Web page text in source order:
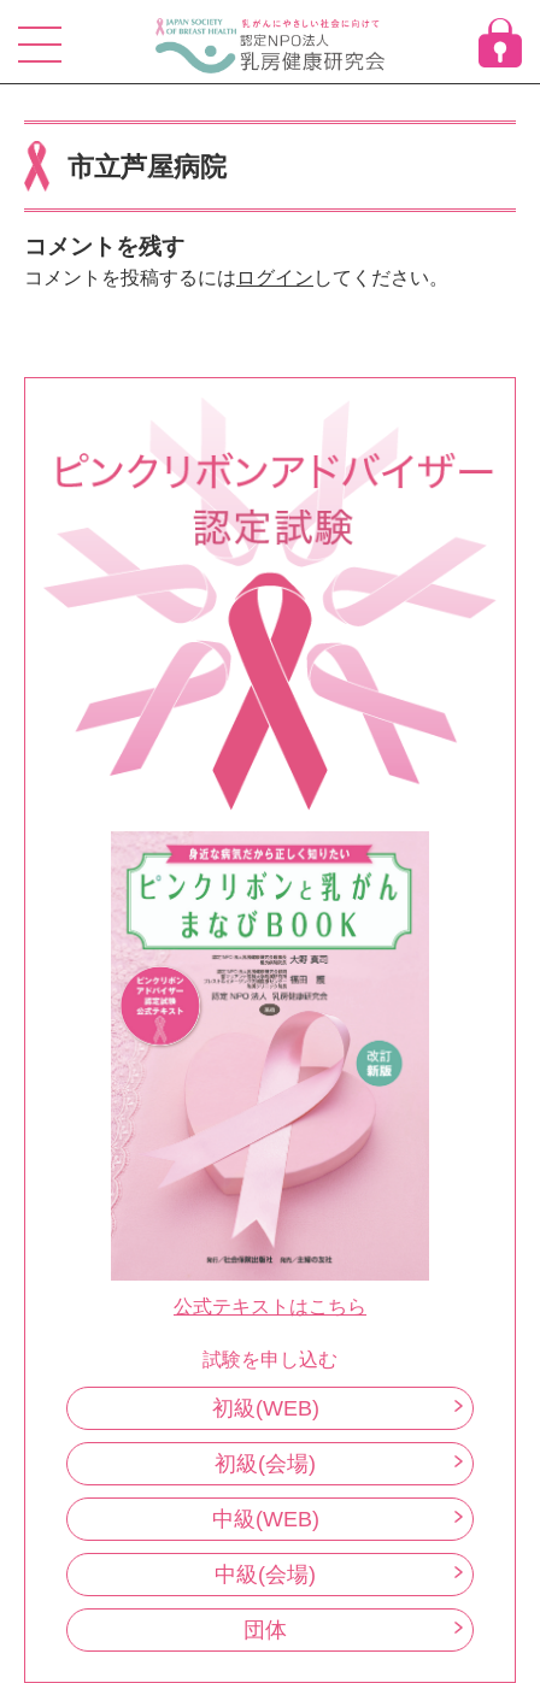
市立芦屋病院
コメントを残す
コメントを投稿するには ログイン してください。
公式テキストはこちら
試験を申し込む
初級(WEB)
初級(会場)
中級(WEB)
中級(会場)
団体